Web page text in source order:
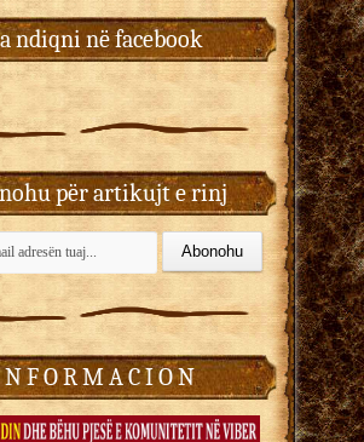
ndiqni në facebook
për artikujt e rinj
F O R M A C I O N